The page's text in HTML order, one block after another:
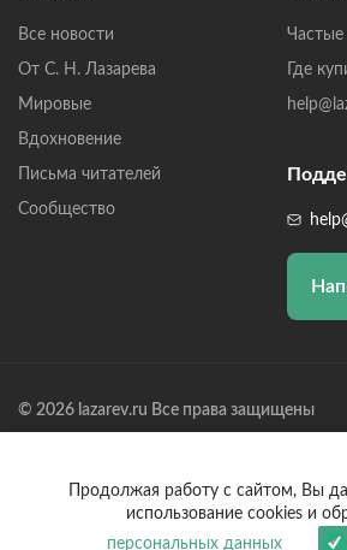
Все новости
От С. Н. Лазарева
Мировые
Вдохновение
Письма читателей
Сообщество
Где
© 2026 lazarev.ru Все права защищены
Банк: ОАО "АЛЬФА-БАНК" БИК: 044525593, К/
30101810200000000593
Продолжая работу с сайтом, Вы
использование cookies и
персональных данных